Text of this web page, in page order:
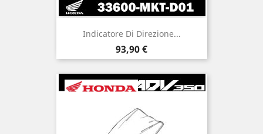
Indicatore Di Direzione...
Prezzo
93,90 €